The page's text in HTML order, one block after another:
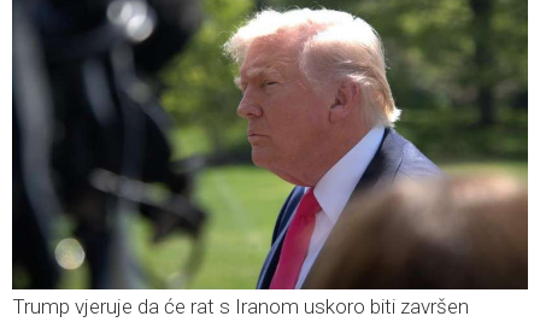
Trump vjeruje da će rat s Iranom uskoro biti završen